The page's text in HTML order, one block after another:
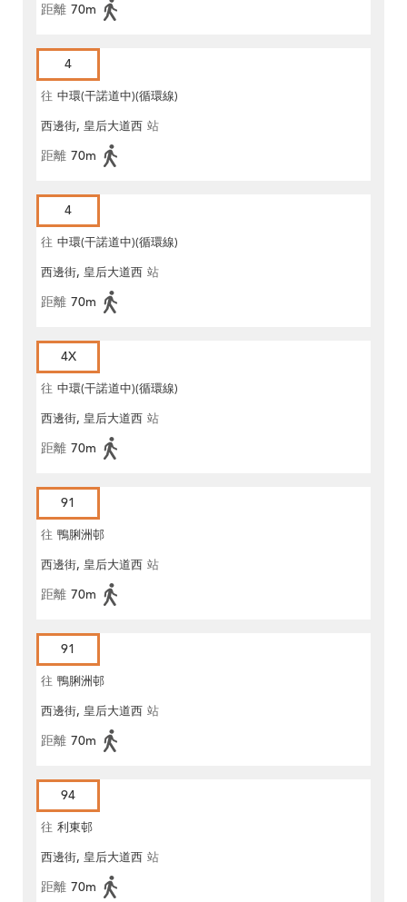
距離 70m
4
往 中環(干諾道中)(循環線)
西邊街, 皇后大道西 站
距離 70m
4
往 中環(干諾道中)(循環線)
西邊街, 皇后大道西 站
距離 70m
4X
往 中環(干諾道中)(循環線)
西邊街, 皇后大道西 站
距離 70m
91
往 鴨脷洲邨
西邊街, 皇后大道西 站
距離 70m
91
往 鴨脷洲邨
西邊街, 皇后大道西 站
距離 70m
94
往 利東邨
西邊街, 皇后大道西 站
距離 70m